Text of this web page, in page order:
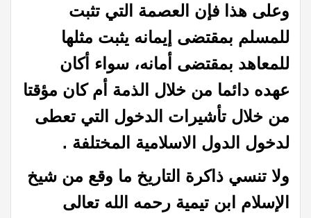
وعلى هذا فإن العصمة التي تثبت
للمسلم بمقتضى إيمانه يثبت مثلها
للمعاهد بمقتضى أمانه، سواء أكان
عهده دائما من خلال الذمة أم كان مؤقتا
من خلال تأشيرات الدخول التي تعطى
لدخول الدول الاسلامية المختلفة .
ولا تنسي ذاكرة التاريخ ما وقع من شيخ
الإسلام ابن تيمية رحمه الله تعالى